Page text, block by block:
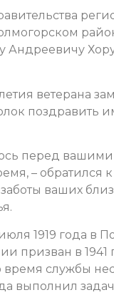
Андреевичу
ветерана
поздравить
перед
– обратился
ваших
1919 года в
призван в
службы
выполнил